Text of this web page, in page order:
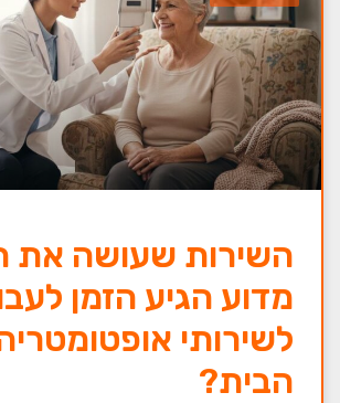
השירות שעושה את
מדוע הגיע הזמן
לשירותי
הבית?